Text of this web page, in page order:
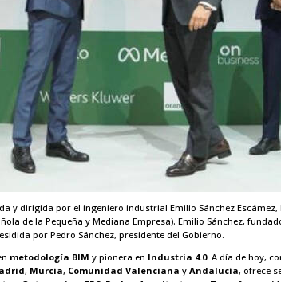
y dirigida por el ingeniero industrial Emilio Sánchez
de la Pequeña y Mediana Empresa). Emilio Sánchez,
por Pedro Sánchez, presidente del Gobierno.
metodología BIM y pionera en Industria 4.0. A día de hoy,
, Murcia, Comunidad Valenciana y Andalucía, ofrece